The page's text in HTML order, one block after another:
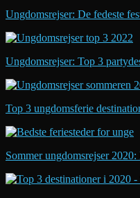
Ungdomsrejser: De fedeste
Ungdomsrejser: Top 3
Top 3 ungdomsferie
Sommer ungdomsrejser